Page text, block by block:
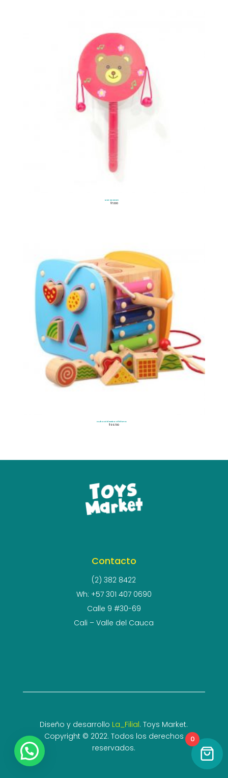
Maracatan
$7.000
Cubo Didactico Xilófono
$99.700
Contacto
(2) 382 8422
Wh: +57 301 407 0690
Calle 9 #30-69
Cali – Valle del Cauca
Diseño y desarrollo La_Filial. Toys Market.
Copyright © 2022. Todos los derechos
reservados.
0